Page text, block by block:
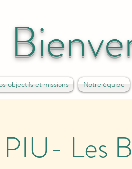
objectifs et missions Notre équipe
Les